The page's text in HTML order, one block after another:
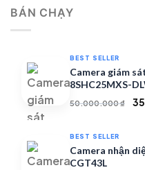
BÁN CHẠY
BEST SELLER
Camera giám
8SHC25MXS-
50.000.000₫
Giá
BEST SELLER
Camera nhận
CGT43L